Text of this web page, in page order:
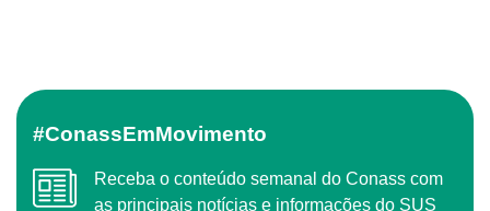
#ConassEmMovimento
Receba o conteúdo semanal do Conass com
as principais notícias e informações do SUS